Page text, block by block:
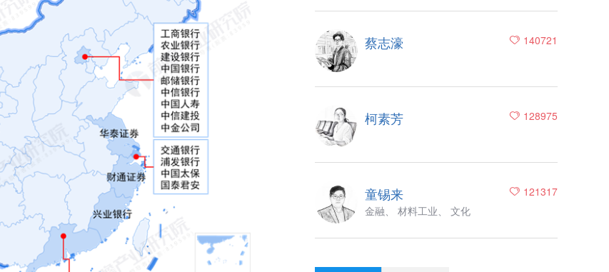
140721
蔡志濠
128975
柯素芳
121317
童锡来
金融、 材料工业、 文化